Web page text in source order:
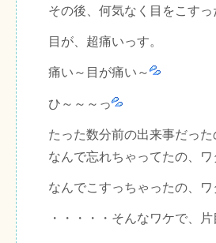
その後、何気なく目をこすっ
目が、超痛いっす。
痛い～目が痛い～
ひ～～～っ
たった数分前の出来事だった
なんで忘れちゃってたの、ワ
なんでこすっちゃったの、ワ
・・・・・そんなワケで、